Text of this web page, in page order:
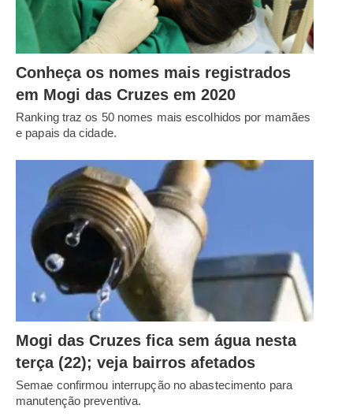
Conheça os nomes mais registrados
em Mogi das Cruzes em 2020
Ranking traz os 50 nomes mais escolhidos por mamães
e papais da cidade.
Mogi das Cruzes fica sem água nesta
terça (22); veja bairros afetados
Semae confirmou interrupção no abastecimento para
manutenção preventiva.